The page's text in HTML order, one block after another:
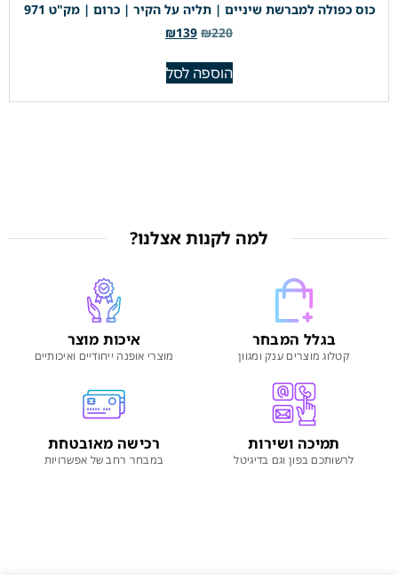
כוס כפולה למברשת שיניים | תליה על הקיר | כרום | מק"ט 971
₪220
₪139
הוספה לסל
למה לקנות אצלנו?
בגלל המבחר
קטלוג מוצרים ענק ומגוון
איכות מוצר
מוצרי אופנה ייחודיים ואיכותיים
תמיכה ושירות
לרשותכם בפון וגם בדיגיטל
רכישה מאובטחת
במבחר רחב של אפשרויות